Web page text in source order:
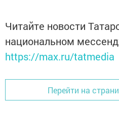
Читайте новости
национальном
https://max.ru/tatmedia
Перейти на